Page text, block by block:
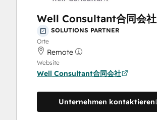
Well Consultant合同会社
SOLUTIONS PARTNER
Orte
Remote
Website
Well Consultant合同会社
Unternehmen kontaktieren